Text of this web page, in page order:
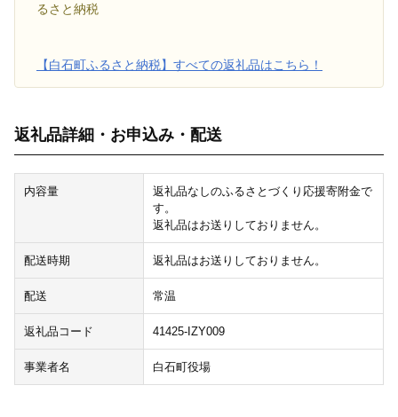
るさと納税
【白石町ふるさと納税】すべての返礼品はこちら！
返礼品詳細・お申込み・配送
内容量
返礼品なしのふるさとづくり応援寄附金で
す。
返礼品はお送りしておりません。
配送時期 返礼品はお送りしておりません。
配送 常温
返礼品コード 41425-IZY009
事業者名 白石町役場